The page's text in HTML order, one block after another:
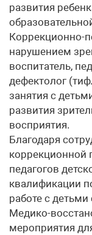
развития
Коррекционно-
нарушением
воспитатель,
дефектолог
занятия с
развития
восприятия.
Благодаря
коррекционной
педагогов
квалификации
работе с
Медико-
мероприятия